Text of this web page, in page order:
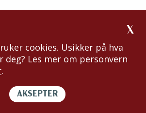
cookies. Usikker på hva
Les mer om personvern
.
AKSEPTER
Til toppen